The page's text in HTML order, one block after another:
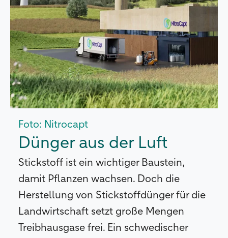
Foto: Nitrocapt
Dünger aus der Luft
Stickstoff ist ein wichtiger Baustein,
damit Pflanzen wachsen. Doch die
Herstellung von Stickstoffdünger für die
Landwirtschaft setzt große Mengen
Treibhausgase frei. Ein schwedischer